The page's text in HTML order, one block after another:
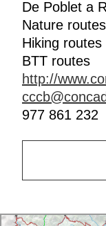
De Poblet a
Nature routes
Hiking routes
BTT routes
http://
977 861 232